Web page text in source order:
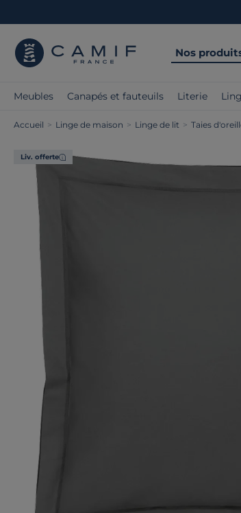
Nos
Meubles Canapés et fauteuils Literie
Accueil > Linge de maison > Linge de lit > Taies
Liv. offerte